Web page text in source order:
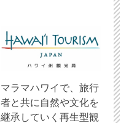
マラマハワイで、旅行
者と共に自然や文化を
継承していく再生型観